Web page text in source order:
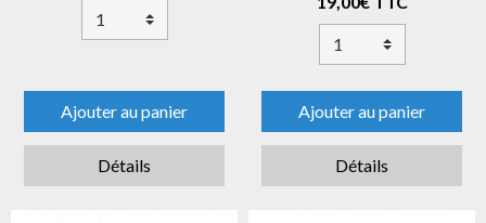
Ajouter au panier
Détails
Ajouter au panier
Détails